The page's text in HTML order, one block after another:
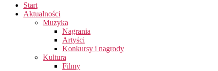
Start
Aktualności
Muzyka
Nagrania
Artyści
Konkursy i nagrody
Kultura
Filmy